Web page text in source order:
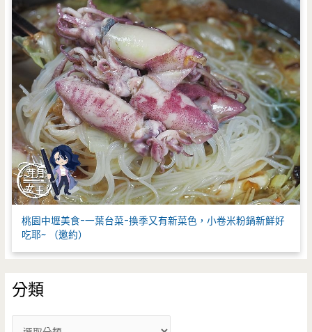
桃園中壢美食-一葉台菜-換季又有新菜色，小卷米粉鍋新鮮好
吃耶~ （邀約）
分類